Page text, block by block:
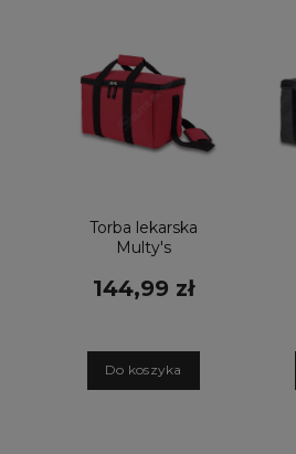
Torba lekarska
Multy's
czerwona
144,99 zł
Do koszyka